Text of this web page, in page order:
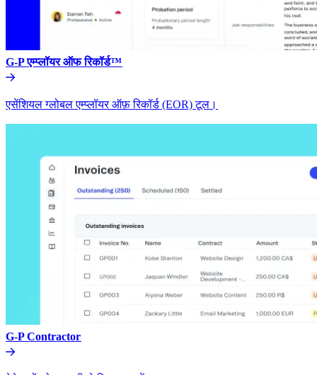
G-P एम्प्लॉयर ऑफ रिकॉर्ड™​​
एसेंशियल ग्लोबल एम्प्लॉयर ऑफ़ रिकॉर्ड (EOR) टूल।​​
G-P Contractor​​